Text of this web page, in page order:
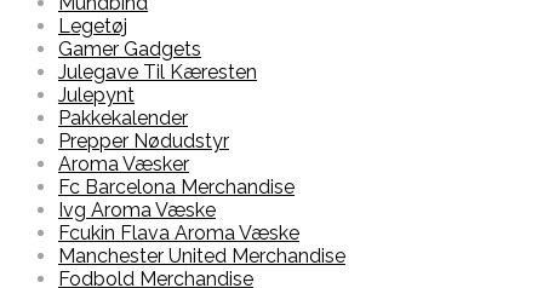
Legetøj
Gamer Gadgets
Julegave Til Kæresten
Julepynt
Pakkekalender
Prepper Nødudstyr
Aroma Væsker
Fc Barcelona Merchandise
Ivg Aroma Væske
Fcukin Flava Aroma Væske
Manchester United Merchandise
Fodbold Merchandise